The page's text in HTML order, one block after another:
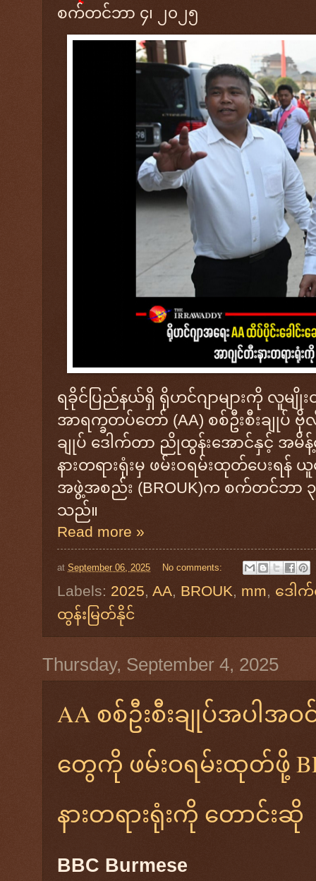
စက်တင်ဘာ ၄၊ ၂၀၂၅
ရခိုင်ပြည်နယ်ရှိ ရိုဟင်ဂျာများကို လူမ
အာရက္ခတပ်တော် (AA) စစ်ဦးစီးချုပ် ဗို
ချုပ် ဒေါက်တာ ညိုထွန်းအောင်နှင့် အမိန့်ပ
နားတရားရုံးမှ ဖမ်းဝရမ်းထုတ်ပေးရန်
အဖွဲ့အစည်း (BROUK)က စက်တင်ဘာ
သည်။
Read more »
at September 06, 2025 No comments:
Labels: 2025, AA, BROUK, mm, ဒေါ
ထွန်းမြတ်နိုင်
Thursday, September 4, 2025
AA စစ်ဦးစီးချုပ်အပါအဝ
တွေကို ဖမ်းဝရမ်းထုတ်ဖို့
နားတရားရုံးကို တောင်းဆို
BBC Burmese